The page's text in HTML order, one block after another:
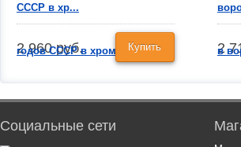
СССР в хр...
2 960 руб. Купить 2
Социальные сети